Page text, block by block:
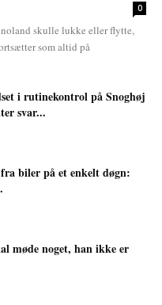
0
skulle lukke eller flytte,
som altid på
i rutinekontrol på Snoghøj
svar...
biler på et enkelt døgn:
møde noget, han ikke er